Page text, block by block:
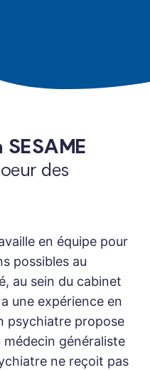
des
en équipe pour
possibles au
au sein du cabinet
une expérience en
psychiatre propose
généraliste
ne reçoit pas